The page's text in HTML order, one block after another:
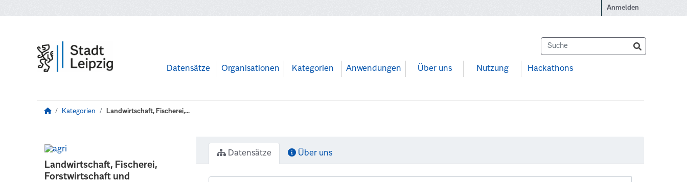
Anmelden
Datensätze Organisationen Kategorien Anwendungen Über uns Nutzung Hackathons
Kategorien Landwirtschaft, Fischerei,...
Landwirtschaft, Fischerei,
Forstwirtschaft und
Datensätze Über uns